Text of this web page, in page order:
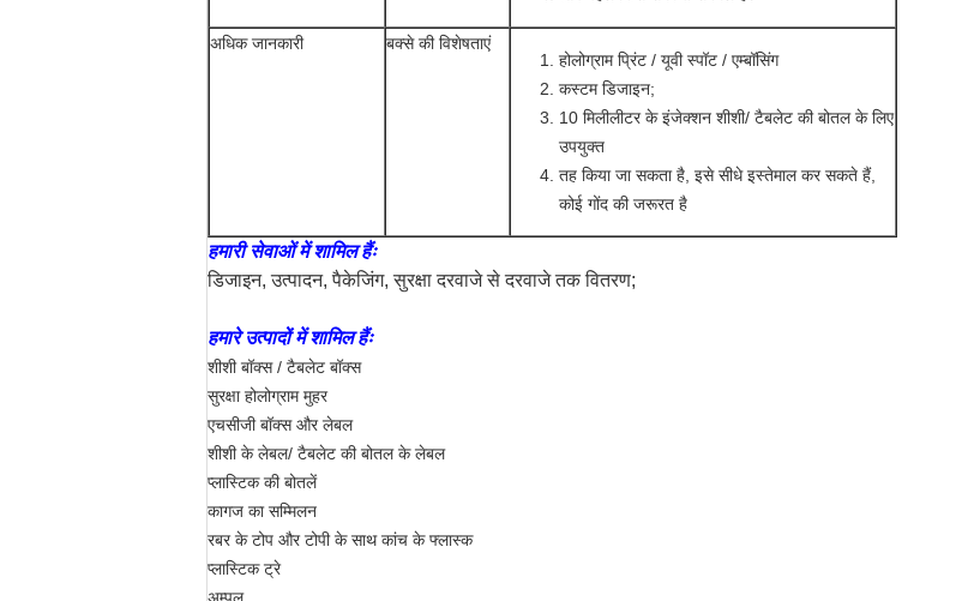
अधिक जानकारी
बक्से की विशेषताएं
होलोग्राम प्रिंट / यूवी स्पॉट / एम्बॉसिंग
कस्टम डिजाइन;
10 मिलीलीटर के इंजेक्शन शीशी/ टैबलेट की बोतल के लिए
उपयुक्त
तह किया जा सकता है, इसे सीधे इस्तेमाल कर सकते हैं,
कोई गोंद की जरूरत है
हमारी सेवाओं में शामिल हैंः
डिजाइन, उत्पादन, पैकेजिंग, सुरक्षा दरवाजे से दरवाजे तक वितरण;
हमारे उत्पादों में शामिल हैंः
शीशी बॉक्स / टैबलेट बॉक्स
सुरक्षा होलोग्राम मुहर
एचसीजी बॉक्स और लेबल
शीशी के लेबल/ टैबलेट की बोतल के लेबल
प्लास्टिक की बोतलें
कागज का सम्मिलन
रबर के टोप और टोपी के साथ कांच के फ्लास्क
प्लास्टिक ट्रे